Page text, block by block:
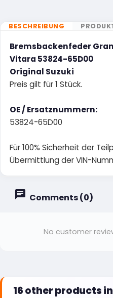
BESCHREIBUNG
Bremsbackenfeder
Vitara 53824-65D00
Original Suzuki
Preis gilt für 1 Stück.
OE / Ersatznummern:
53824-65D00
Für 100% Sicherheit der
Übermittlung der VIN-
Comments (0)
No customer
16 other products